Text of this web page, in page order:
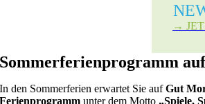
→
Sommerferienprogramm
In den Sommerferien erwartet Sie aufGut
Ferienprogramm unter dem Motto „Spiele,